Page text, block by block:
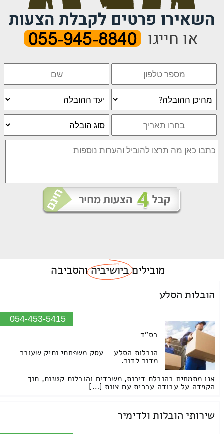
מוביליםביושיביהוהסביבה
הובלות הסלע
054-453-5415
בס"ד
הובלות הסלע – עסק משפחתי ותיק שעובר
מדור לדור.
אנו מתמחים בהובלת דירות, משרדים והובלות קטנות, תוך
הקפדה על עבודה עברית עם צוות […]
שירותי הובלות ולדימיר